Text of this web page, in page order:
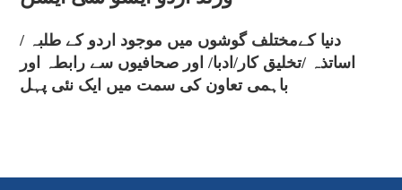
دنیا کےمختلف گوشوں میں موجود اردو کے طلبہ /
اساتذہ /تخلیق کار/ادبا/ اور صحافیوں سے رابطہ اور
باہمی تعاون کی سمت میں ایک نئی پہل